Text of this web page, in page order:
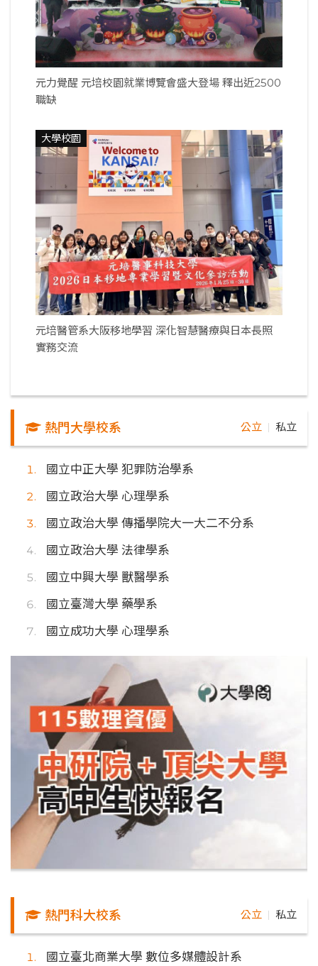
元力覺醒 元培校園就業博覽會盛大登場 釋出近2500
職缺
大學校園
元培醫管系大阪移地學習 深化智慧醫療與日本長照
實務交流
熱門大學校系 公立 ｜ 私立
國立中正大學 犯罪防治學系
國立政治大學 心理學系
國立政治大學 傳播學院大一大二不分系
國立政治大學 法律學系
國立中興大學 獸醫學系
國立臺灣大學 藥學系
國立成功大學 心理學系
熱門科大校系 公立 私立
國立臺北商業大學 數位多媒體設計系